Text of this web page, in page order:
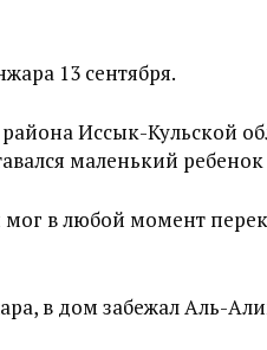
13 сентября.
Иссык-Кульской
маленький
в любой момент
в дом забежал Аль-